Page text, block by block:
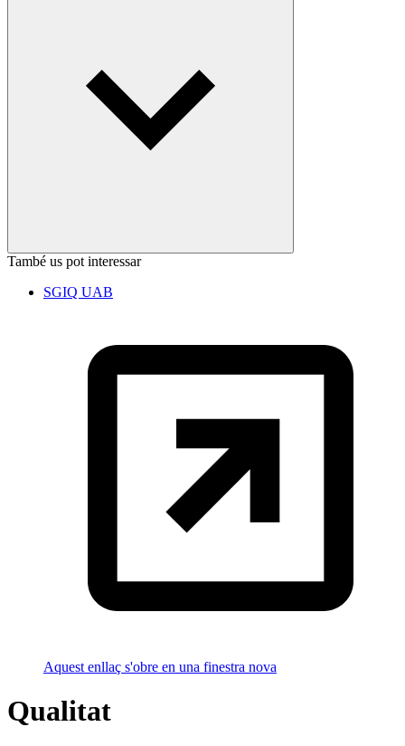
També us pot interessar
SGIQ UAB
Aquest enllaç s'obre en una finestra nova
Qualitat